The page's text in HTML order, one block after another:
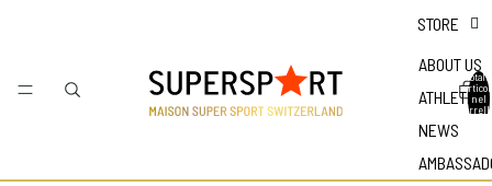
STORE
ABOUT US
ATHLETES
NEWS
Totale
nel